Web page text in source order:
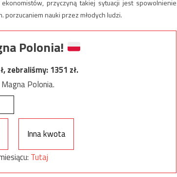
przyczyną takiej sytuacji jest spowolnienie
nauki przez młodych ludzi.
Polonia!
zebraliśmy:1351 zł.
Polonia.
Inna kwota
Tutaj